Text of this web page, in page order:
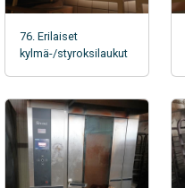
76. Erilaiset
kylmä-/styroksilaukut